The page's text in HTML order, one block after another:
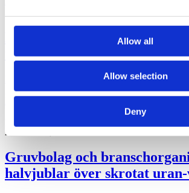
provided to them or that they’ve
Allow all
Allow selection
Deny
Magdalena Andersson (s)
turistkampanjar
Nej det blir inte Botkyrka när partiledaren (s)
ger sig ut på en två dagars valturné i Sverige.
klassiska turistorter.
2026-06-16, 07:48
Gruvbolag och
halvjublar över skrotat uran-